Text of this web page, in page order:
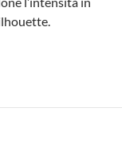
27 – VENUS IN